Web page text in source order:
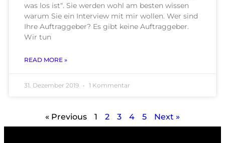
was los ist“. Sie werden wohl am besten wissen
warum Sie ein Interview mit mir wollen. Wer sind
Ihre Auftraggeber? Es gibt keine Auftraggeber.
Wir tun
READ MORE »
31. Dezember 2019 1 Kommentar
« Previous 1 2 3 4 5 Next »